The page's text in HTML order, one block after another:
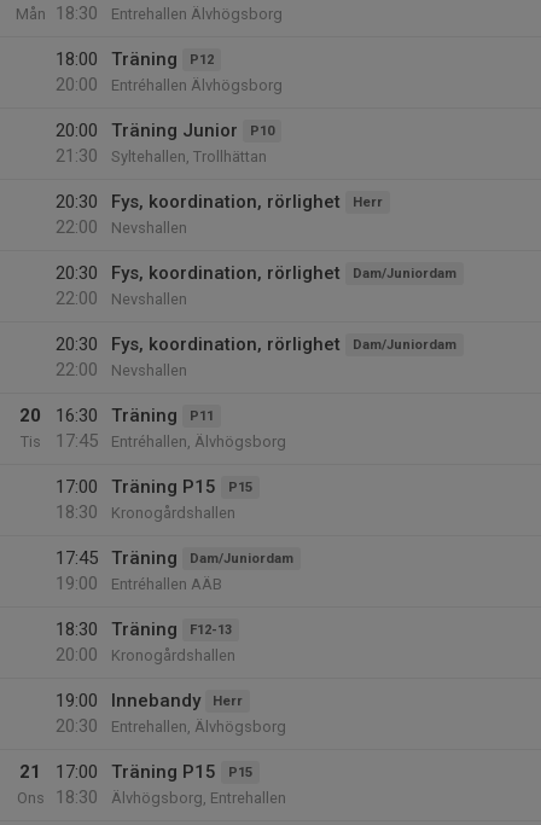
Mån
18:30
Entrehallen Älvhögsborg
18:00
20:00
Träning P12
Entréhallen Älvhögsborg
20:00
21:30
Träning Junior P10
Syltehallen, Trollhättan
20:30
22:00
Fys, koordination, rörlighet Herr
Nevshallen
20:30
22:00
Fys, koordination, rörlighet Dam/Juniordam
Nevshallen
20:30
22:00
Fys, koordination, rörlighet Dam/Juniordam
Nevshallen
20
Tis
16:30
17:45
Träning P11
Entréhallen, Älvhögsborg
17:00
18:30
Träning P15 P15
Kronogårdshallen
17:45
19:00
Träning Dam/Juniordam
Entréhallen AÄB
18:30
20:00
Träning F12-13
Kronogårdshallen
19:00
20:30
Innebandy Herr
Entrehallen, Älvhögsborg
21
Ons
17:00
18:30
Träning P15 P15
Älvhögsborg, Entrehallen